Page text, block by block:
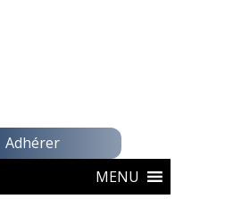
Adhérer
MENU